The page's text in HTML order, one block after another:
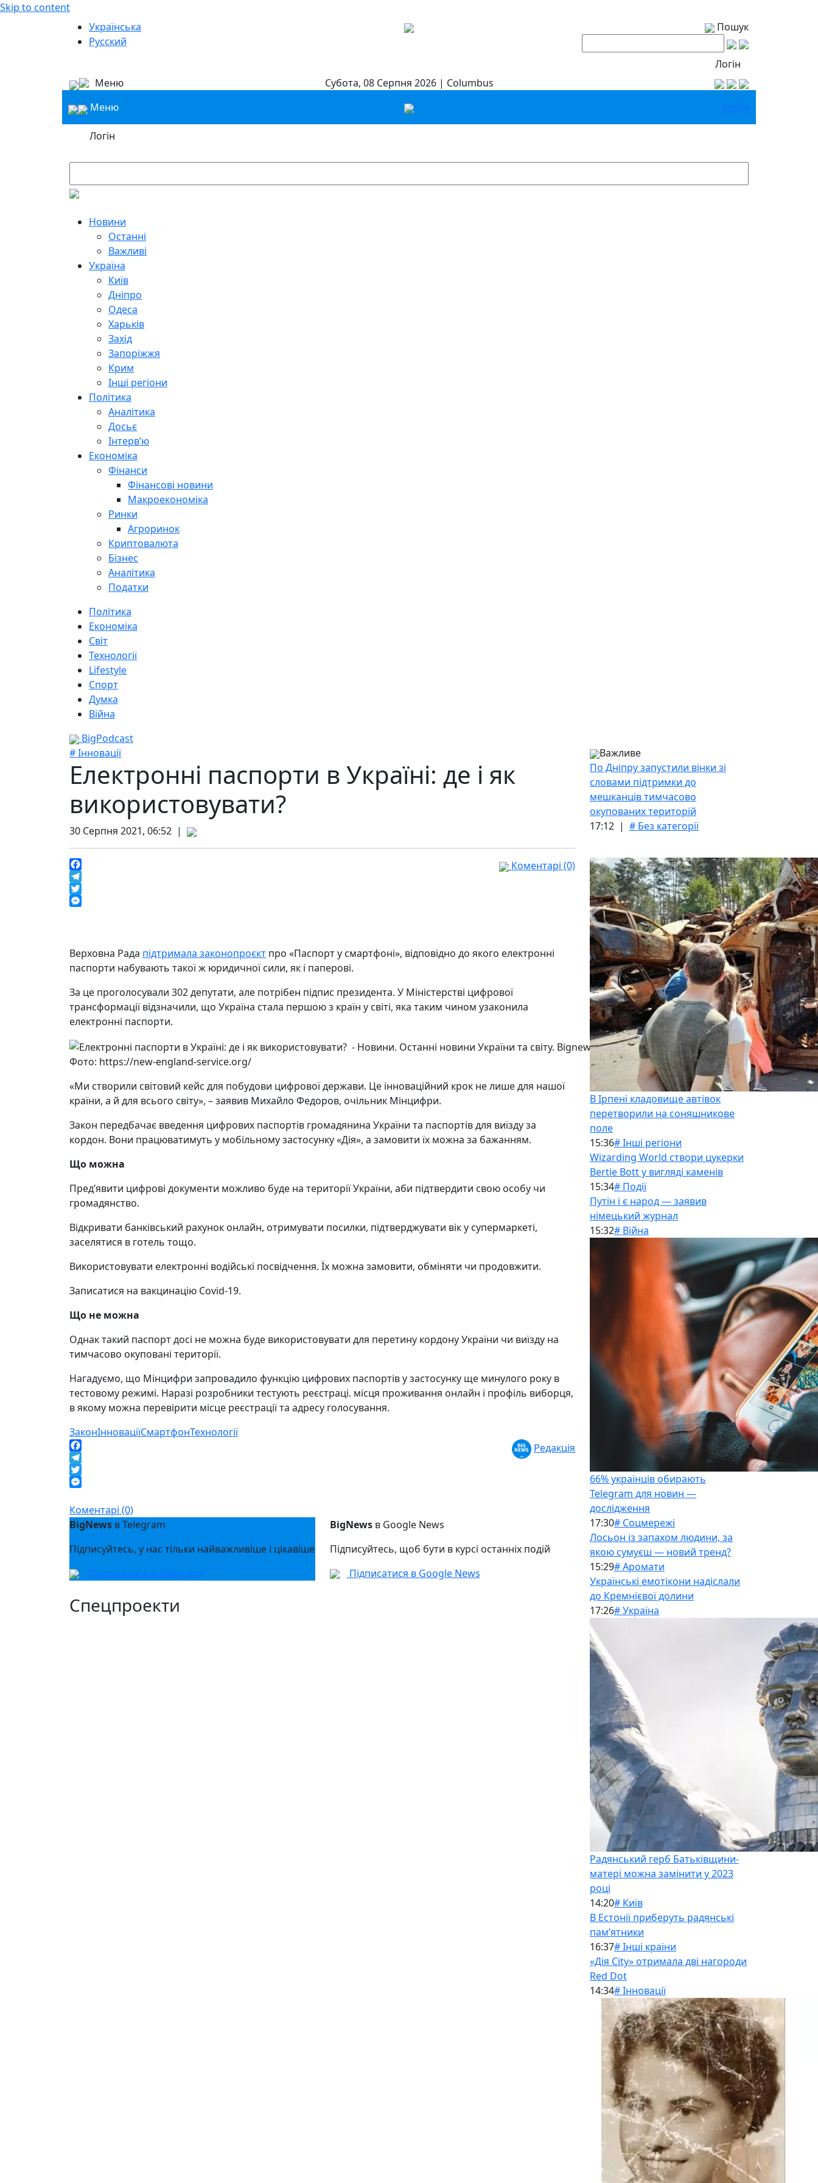
Skip to content
Українська
Русский
Пошук
Логін
Меню
Субота, 08 Серпня 2026 | Columbus
Меню
УкрРу
Логін
Новини
Останні
Важливі
Україна
Київ
Дніпро
Одеса
Харьків
Захід
Запоріжжя
Крим
Інші регіони
Політика
Аналітика
Досьє
Інтерв’ю
Економіка
Фінанси
Фінансові новини
Макроекономіка
Ринки
Агроринок
Криптовалюта
Бізнес
Аналітика
Податки
Політика
Економіка
Світ
Технології
Lifestyle
Спорт
Думка
Війна
BigPodcast
# Інновації
Електронні паспорти в Україні: де і як
використовувати?
30 Серпня 2021, 06:52 |
Facebook
Telegram
Twitter
Коментарі (0)
Верховна Рада підтримала законопроєкт про «Паспорт у смартфоні», відповідно до якого електронні
паспорти набувають такої ж юридичної сили, як і паперові.
За це проголосували 302 депутати, але потрібен підпис президента. У Міністерстві цифрової
трансформації відзначили, що Україна стала першою з країн у світі, яка таким чином узаконила
електронні паспорти.
Фото: https://new-england-service.org/
«Ми створили світовий кейс для побудови цифрової держави. Це інноваційний крок не лише для нашої
країни, а й для всього світу», – заявив Михайло Федоров, очільник Мінцифри.
Закон передбачає введення цифрових паспортів громадянина України та паспортів для виїзду за
кордон. Вони працюватимуть у мобільному застосунку «Дія», а замовити їх можна за бажанням.
Що можна
Пред’явити цифрові документи можливо буде на території України, аби підтвердити свою особу чи
громадянство.
Відкривати банківський рахунок онлайн, отримувати посилки, підтверджувати вік у супермаркеті,
заселятися в готель тощо.
Використовувати електронні водійські посвідчення. Їх можна замовити, обміняти чи продовжити.
Записатися на вакцинацію Covid-19.
Що не можна
Однак такий паспорт досі не можна буде використовувати для перетину кордону України чи виїзду на
тимчасово окуповані території.
Нагадуємо, що Мінцифри запровадило функцію цифрових паспортів у застосунку ще минулого року в
тестовому режимі. Наразі розробники тестують реєстраці. місця проживання онлайн і профіль виборця,
в якому можна перевірити місце реєстрації та адресу голосування.
ЗаконІнноваціїСмартфонТехнології
Facebook
Telegram
Twitter
Редакція
Коментарі (0)
BigNews в Telegram
Підписуйтесь, у нас тільки найважливіше і цікавіше
Підписатися в Telegram
BigNewsв Google News
Підписуйтесь, щоб бути в курсі останніх подій
Підписатися в Google News
Спецпроекти
Важливе
По Дніпру запустили вінки зі
словами підтримки до
мешканців тимчасово
окупованих територій
17:12 | # Без категорії
В Ірпені кладовище автівок
перетворили на соняшникове
поле
15:36# Інші регіони
Wizarding World створи цукерки
Bertie Bott у вигляді каменів
15:34# Події
Путін і є народ — заявив
німецький журнал
15:32# Війна
66% українців обирають
Telegram для новин —
дослідження
17:30# Соцмережі
Лосьон із запахом людини, за
якою сумуєш — новий тренд?
15:29# Аромати
Українські емотікони надіслали
до Кремнієвої долини
17:26# Україна
Радянський герб Батьківщини-
матері можна замінити у 2023
році
14:20# Київ
В Естонії приберуть радянські
памʼятники
16:37# Інші країни
«Дія City» отримала дві нагороди
Red Dot
14:34# Інновації